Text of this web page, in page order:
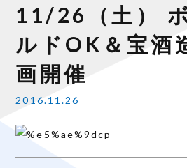
11/26（土）
ルドOK＆宝酒
画開催
2016.11.26